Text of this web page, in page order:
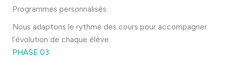
Programmes personnalisés
Nous adaptons le rythme des cours pour accompagner
l’évolution de chaque élève.
PHASE 03